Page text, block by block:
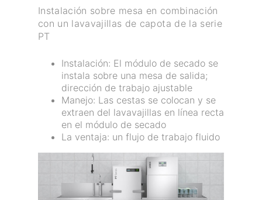
Instalación sobre mesa en combinación
con un lavavajillas de capota de la serie
PT
Instalación: El módulo de secado se
instala sobre una mesa de salida;
dirección de trabajo ajustable
Manejo: Las cestas se colocan y se
extraen del lavavajillas en línea recta
en el módulo de secado
La ventaja: un flujo de trabajo fluido